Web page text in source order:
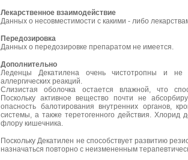
Лекарственное взаимодействие
Данных о несовместимости с какими - либо
Передозировка
Данных о передозировке препаратом не имеется.
Дополнительно
Леденцы Декатилена очень чистотропны и не
аллергических реакций.
Слизистая оболочка остается влажной, что
Поскольку активное вещество почти не
опасность балотирования внутренних органов,
системы, а также теретогенного действия. Хлорид
флору кишечника.
Поскольку Декатилен не способствует развитию
назначаться повторно с неизмененным